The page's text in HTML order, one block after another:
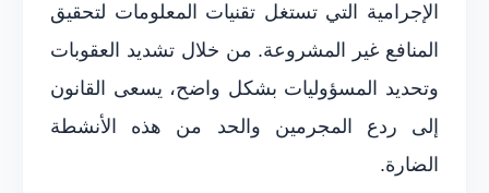
الإجرامية التي تستغل تقنيات المعلومات لتحقيق
المنافع غير المشروعة. من خلال تشديد العقوبات
وتحديد المسؤوليات بشكل واضح، يسعى القانون
إلى ردع المجرمين والحد من هذه الأنشطة
الضارة.